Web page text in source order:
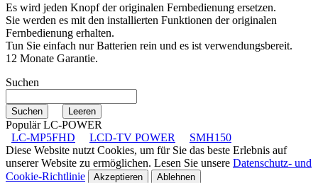
Es wird jeden Knopf der originalen Fernbedienung ersetzen.
Sie werden es mit den installierten Funktionen der originalen
Fernbedienung erhalten.
Tun Sie einfach nur Batterien rein und es ist verwendungsbereit.
12 Monate Garantie.
Suchen
Populär LC-POWER
LC-MP5FHD
LCD-TV POWER
SMH150
Diese Website nutzt Cookies, um für Sie das beste Erlebnis auf
unserer Website zu ermöglichen. Lesen Sie unsere Datenschutz- und
Cookie-Richtlinie
Akzeptieren Ablehnen